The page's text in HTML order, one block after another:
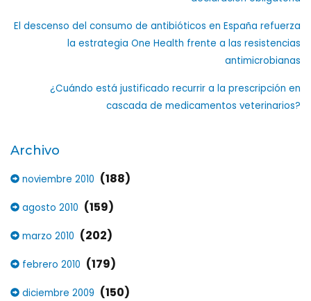
El descenso del consumo de antibióticos en España refuerza
la estrategia One Health frente a las resistencias
antimicrobianas
¿Cuándo está justificado recurrir a la prescripción en
cascada de medicamentos veterinarios?
Archivo
noviembre 2010 (188)
agosto 2010 (159)
marzo 2010 (202)
febrero 2010 (179)
diciembre 2009 (150)